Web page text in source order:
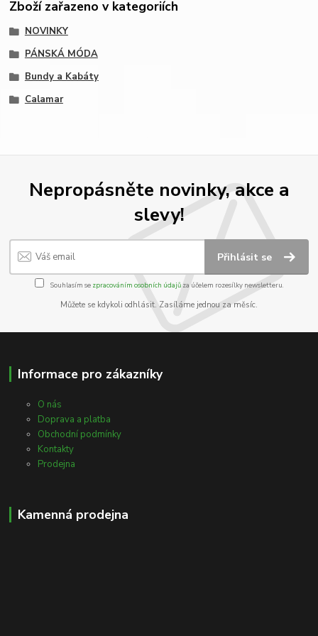
Zboží zařazeno v kategoriích
NOVINKY
PÁNSKÁ MÓDA
Bundy a Kabáty
Calamar
Nepropásněte novinky, akce a
slevy!
Přihlásit se
Souhlasím se zpracováním osobních údajůza účelem rozesílky newsletteru.
Můžete se kdykoli odhlásit. Zasíláme jednou za měsíc.
Informace pro zákazníky
O nás
Doprava a platba
Obchodní podmínky
Kontakty
Prodejna
Kamenná prodejna